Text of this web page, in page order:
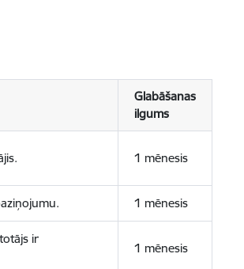
Glabāšanas
ilgums
1 mēnesis
1 mēnesis
ir
1 mēnesis